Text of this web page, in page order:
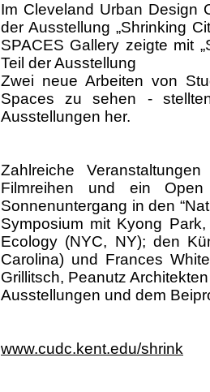
Im Cleveland Urban Design
der Ausstellung „Shrinking
SPACES Gallery zeigte mit
Teil der Ausstellung
Zwei neue Arbeiten von
Spaces zu sehen -
Ausstellungen her.
Zahlreiche
Filmreihen und ein
Sonnenuntergang in den
Symposium mit Kyong
Ecology (NYC, NY); den
Carolina) und Frances
Grillitsch, Peanutz
Ausstellungen und dem
www.cudc.kent.edu/shrink